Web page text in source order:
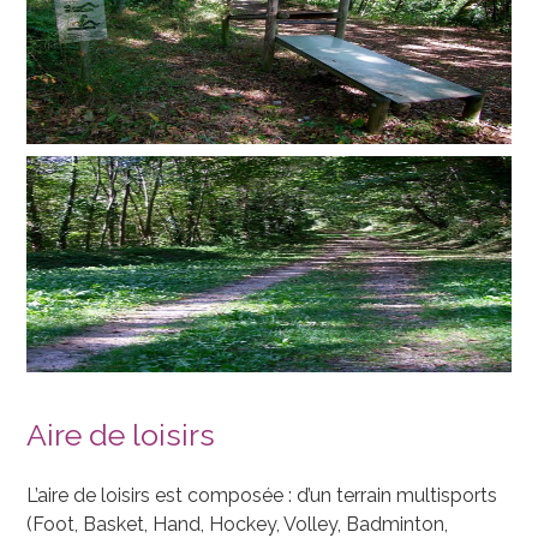
Aire de loisirs
L’aire de loisirs est composée : d’un terrain multisports
(Foot, Basket, Hand, Hockey, Volley, Badminton,